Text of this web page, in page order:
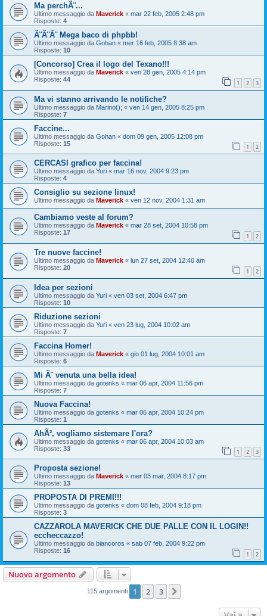
Ma perchÃ¨...
Ultimo messaggio da Maverick « mar 22 feb, 2005 2:48 pm
Risposte: 4
Ã¨Ã¨Ã¨ Mega baco di phpbb!
Ultimo messaggio da Gohan « mer 16 feb, 2005 8:38 am
Risposte: 10
[Concorso] Crea il logo del Texano!!!
Ultimo messaggio da Maverick « ven 28 gen, 2005 4:14 pm
Risposte: 44 1 2 3
Ma vi stanno arrivando le notifiche?
Ultimo messaggio da Marino(); « ven 14 gen, 2005 8:25 pm
Risposte: 7
Faccine...
Ultimo messaggio da Gohan « dom 09 gen, 2005 12:08 pm
Risposte: 15 1 2
CERCASI grafico per faccina!
Ultimo messaggio da Yuri « mar 16 nov, 2004 9:23 pm
Risposte: 4
Consiglio su sezione linux!
Ultimo messaggio da Maverick « ven 12 nov, 2004 1:31 am
Cambiamo veste al forum?
Ultimo messaggio da Maverick « mar 28 set, 2004 10:58 pm
Risposte: 17 1 2
Tre nuove faccine!
Ultimo messaggio da Maverick « lun 27 set, 2004 12:40 am
Risposte: 20 1 2
Idea per sezioni
Ultimo messaggio da Yuri « ven 03 set, 2004 6:47 pm
Risposte: 10
Riduzione sezioni
Ultimo messaggio da Yuri « ven 23 lug, 2004 10:02 am
Risposte: 7
Faccina Homer!
Ultimo messaggio da Maverick « gio 01 lug, 2004 10:01 am
Risposte: 6
Mi Ã¨ venuta una bella idea!
Ultimo messaggio da gotenks « mar 06 apr, 2004 11:56 pm
Risposte: 7
Nuova Faccina!
Ultimo messaggio da gotenks « mar 06 apr, 2004 10:24 pm
Risposte: 1
AhÃ², vogliamo sistemare l'ora?
Ultimo messaggio da gotenks « mar 06 apr, 2004 10:03 am
Risposte: 33 1 2 3
Proposta sezione!
Ultimo messaggio da Maverick « mer 03 mar, 2004 8:17 pm
Risposte: 13
PROPOSTA DI PREMI!!!
Ultimo messaggio da gotenks « dom 08 feb, 2004 9:18 pm
Risposte: 3
CAZZAROLA MAVERICK CHE DUE PALLE CON IL LOGIN!!
eccheccazzo!
Ultimo messaggio da biancoros « sab 07 feb, 2004 9:22 pm
Risposte: 16 1 2
Nuovo argomento
115 argomenti 1 2 3